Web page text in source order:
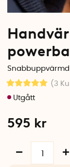
(3
595 kr